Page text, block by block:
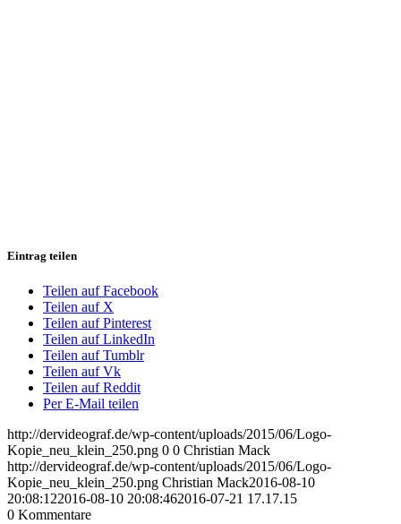
Eintrag teilen
Teilen auf Facebook
Teilen auf X
Teilen auf Pinterest
Teilen auf LinkedIn
Teilen auf Tumblr
Teilen auf Vk
Teilen auf Reddit
Per E-Mail teilen
http://dervideograf.de/wp-content/uploads/2015/06/Logo-
Kopie_neu_klein_250.png 0 0 Christian Mack
http://dervideograf.de/wp-content/uploads/2015/06/Logo-
Kopie_neu_klein_250.png Christian Mack2016-08-10
20:08:122016-08-10 20:08:462016-07-21 17.17.15
0 Kommentare